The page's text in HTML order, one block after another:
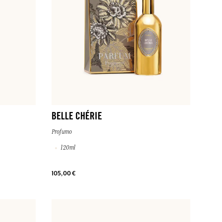
BELLE CHÉRIE
Profumo
120ml
105,00 €